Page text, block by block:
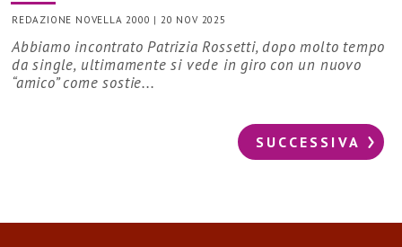
REDAZIONE NOVELLA 2000 |20 NOV 2025
Abbiamo incontrato Patrizia Rossetti, dopo molto tempo
da single, ultimamente si vede in giro con un nuovo
“amico” come sostie...
SUCCESSIVA